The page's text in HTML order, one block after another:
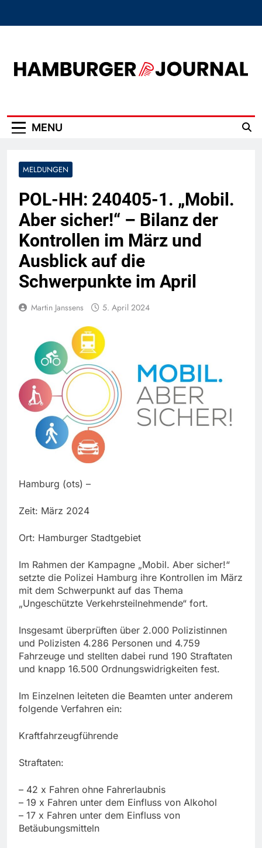
MENU
MELDUNGEN
POL-HH: 240405-1. „Mobil.
Aber sicher!“ – Bilanz der
Kontrollen im März und
Ausblick auf die
Schwerpunkte im April
Martin Janssens 5. April 2024
Hamburg (ots) –
Zeit: März 2024
Ort: Hamburger Stadtgebiet
Im Rahmen der Kampagne „Mobil. Aber sicher!“
setzte die Polizei Hamburg ihre Kontrollen im März
mit dem Schwerpunkt auf das Thema
„Ungeschützte Verkehrsteilnehmende“ fort.
Insgesamt überprüften über 2.000 Polizistinnen
und Polizisten 4.286 Personen und 4.759
Fahrzeuge und stellten dabei rund 190 Straftaten
und knapp 16.500 Ordnungswidrigkeiten fest.
Im Einzelnen leiteten die Beamten unter anderem
folgende Verfahren ein:
Kraftfahrzeugführende
Straftaten:
– 42 x Fahren ohne Fahrerlaubnis
– 19 x Fahren unter dem Einfluss von Alkohol
– 17 x Fahren unter dem Einfluss von
Betäubungsmitteln